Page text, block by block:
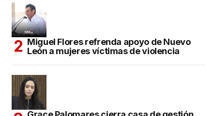
Miguel Flores refrenda apoyo de Nuevo
León a mujeres víctimas de violencia